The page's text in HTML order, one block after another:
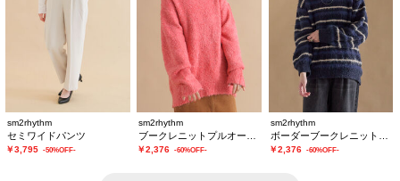
sm2rhythm
セミワイドパンツ
￥3,795 -50%OFF-
sm2rhythm
￥2,376 -60%OFF-
sm2rhythm
￥2,376 -60%OFF-